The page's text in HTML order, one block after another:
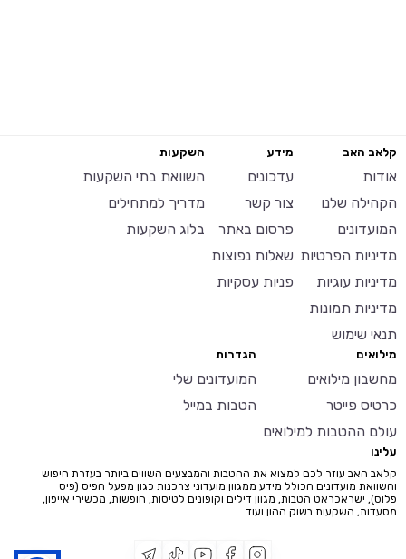
קלאב האב
אודות
הקהילה שלנו
המועדונים
מדיניות הפרטיות
מדיניות עוגיות
מדיניות תמונות
תנאי שימוש
מידע
עדכונים
צור קשר
פרסום באתר
שאלות נפוצות
פניות עסקיות
השקעות
השוואת בתי השקעות
מדריך למתחילים
בלוג השקעות
מילואים
מחשבון מילואים
כרטיס פייטר
עולם ההטבות למילואים
הגדרות
המועדונים שלי
הטבות במייל
עלינו
קלאב האב עוזר לכם למצוא את ההטבות והמבצעים השווים ביותר בעזרת חיפוש
והשוואת מועדונים הכולל מידע ממגוון מועדוני צרכנות כגון מפעל הפיס (פיס
פלוס), ישראכראט הטבות, מגוון דילים וקופונים לטיסות, חופשות, מכשירי אייפון,
מסעדות, השקעות בשוק ההון ועוד.